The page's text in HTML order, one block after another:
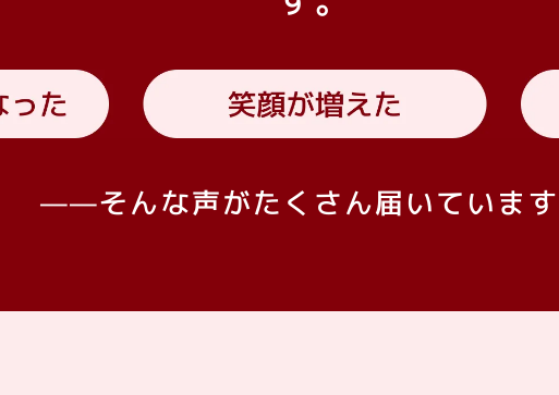
——そんな声がたくさん届いていま